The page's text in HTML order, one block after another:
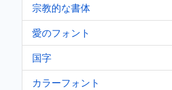
宗教的な書体
愛のフォント
国字
カラーフォント